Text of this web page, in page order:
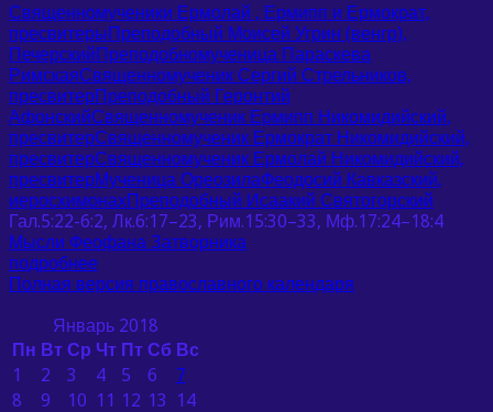
Священномученики Ермолай , Ермипп и Ермократ,
пресвитерыПреподобный Моисей Угрин (венгр),
ПечерскийПреподобномученица Параскева
РимскаяСвященномученик Сергий Стрельников,
пресвитерПреподобный Геронтий
АфонскийСвященномученик Ермипп Никомидийский,
пресвитерСвященномученик Ермократ Никомидийский,
пресвитерСвященномученик Ермолай Никомидийский,
пресвитерМученица ОреозилаФеодосий Кавказский,
иеросхимонахПреподобный Исаакий Святогорский
Гал.5:22-6:2, Лк.6:17–23, Рим.15:30–33, Мф.17:24–18:4
Мысли Феофана Затворника
подробнее
Полная версия православного календаря
Январь 2018
Пн Вт Ср Чт Пт Сб Вс
1 2 3 4 5 6
7
8
9 10 11 12 13
14